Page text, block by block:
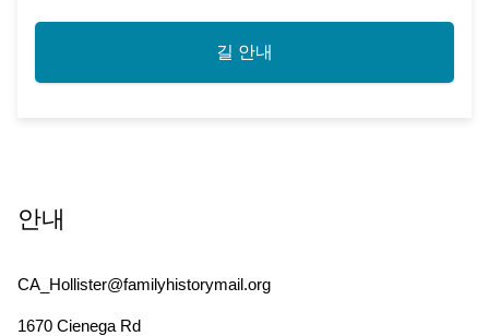
길 안내
안내
CA_Hollister@familyhistorymail.org
1670 Cienega Rd